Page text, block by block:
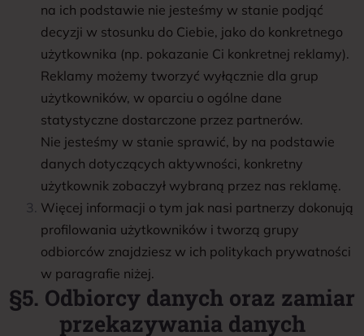
na ich podstawie nie jesteśmy w stanie podjąć
decyzji w stosunku do Ciebie, jako do konkretnego
użytkownika (np. pokazanie Ci konkretnej reklamy).
Reklamy możemy tworzyć wyłącznie dla grup
użytkowników, w oparciu o ogólne dane
statystyczne dostarczone przez partnerów.
Nie jesteśmy w stanie sprawić, by na podstawie
danych dotyczących aktywności, konkretny
użytkownik zobaczył wybraną przez nas reklamę.
Więcej informacji o tym jak nasi partnerzy dokonują
profilowania użytkowników i tworzą grupy
odbiorców znajdziesz w ich politykach prywatności
w paragrafie niżej.
§5. Odbiorcy danych oraz zamiar
przekazywania danych